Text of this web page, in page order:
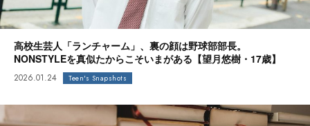
高校生芸人「ランチャーム」、裏の顔は野球部部長。
NONSTYLEを真似たからこそいまがある【望月悠樹・17歳】
2026.01.24 Teen's Snapshots